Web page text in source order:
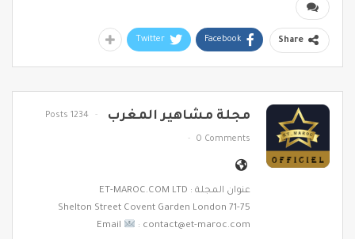
Share
Facebook
Twitter
مجلة مشاهير المغرب 1234 Posts
0 Comments
عنوان المجلة : ET-MAROC.COM LTD
71-75 Shelton Street Covent Garden London
Email
: contact@et-maroc.com